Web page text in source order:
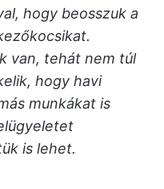
hogy beosszuk a
van, tehát nem túl
hogy havi
munkákat is
is lehet.